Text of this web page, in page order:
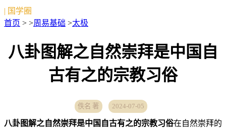
| 国学圈
首页 > >周易基础 >太极
八卦图解之自然崇拜是中国自
古有之的宗教习俗
佚名 著 2024-07-05
八卦图解之自然崇拜是中国自古有之的宗教习俗在自然崇拜的